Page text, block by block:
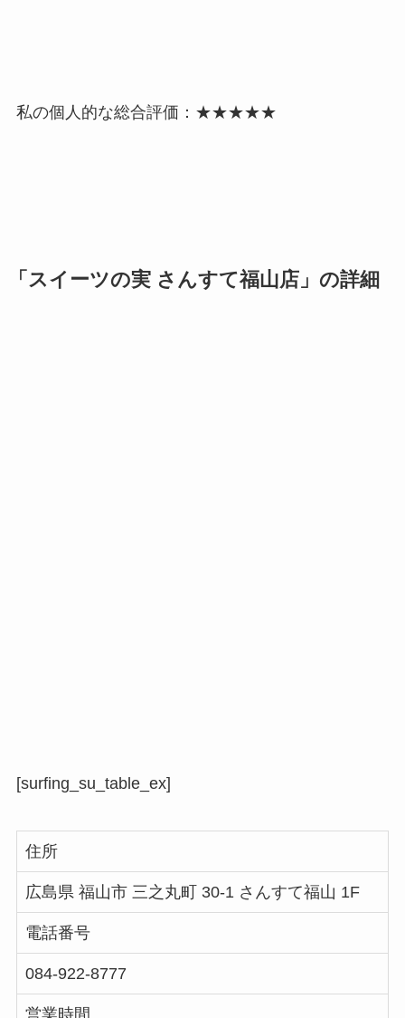
私の個人的な総合評価： ★★★★★
「スイーツの実 さんすて福山店」の詳細
[surfing_su_table_ex]
住所
広島県 福山市 三之丸町 30-1 さんすて福山 1F
電話番号
084-922-8777